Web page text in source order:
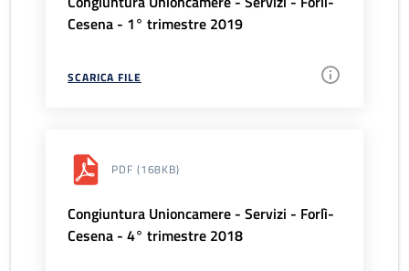
Cesena - 1° trimestre 2019
SCARICA FILE
PDF (168KB)
Congiuntura Unioncamere - Servizi - Forlì-
Cesena - 4° trimestre 2018